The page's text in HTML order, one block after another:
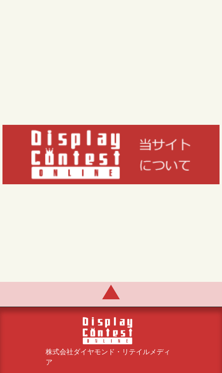
株式会社ダイヤモンド・リテイルメディ
ア